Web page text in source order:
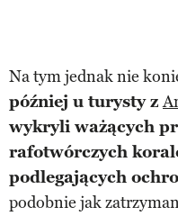
Na tym jednak nie
później u turysty z
wykryli ważących
rafotwórczych
podlegających
podobnie jak